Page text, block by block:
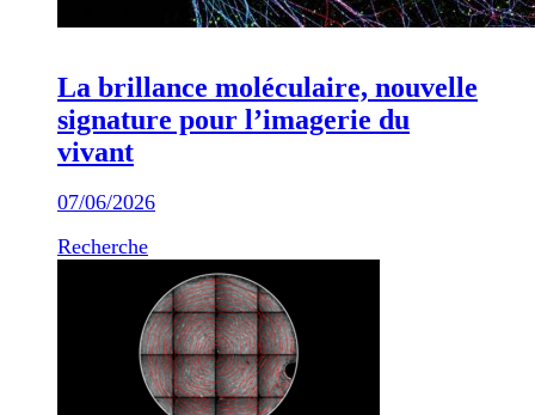
La brillance moléculaire, nouvelle
signature pour l’imagerie du
vivant
07/06/2026
Recherche